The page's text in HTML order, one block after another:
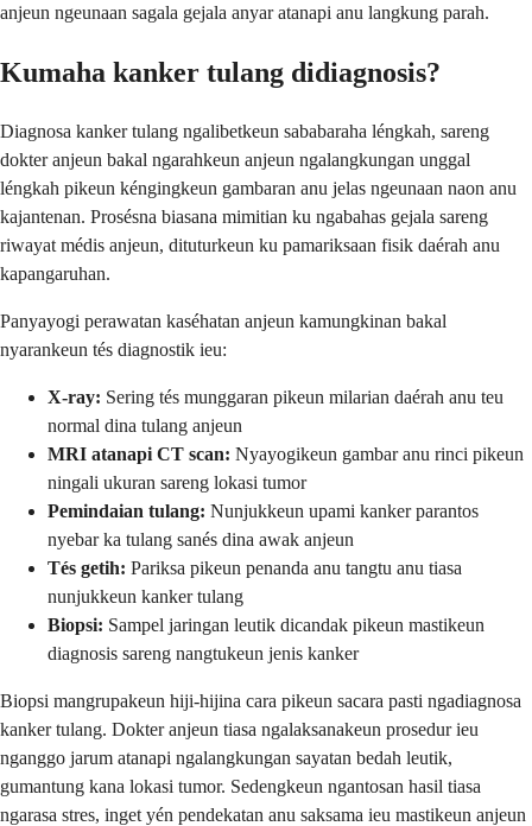
anjeun ngeunaan sagala gejala anyar atanapi anu langkung parah.
Kumaha kanker tulang didiagnosis?
Diagnosa kanker tulang ngalibetkeun sababaraha léngkah, sareng
dokter anjeun bakal ngarahkeun anjeun ngalangkungan unggal
léngkah pikeun kéngingkeun gambaran anu jelas ngeunaan naon anu
kajantenan. Prosésna biasana mimitian ku ngabahas gejala sareng
riwayat médis anjeun, dituturkeun ku pamariksaan fisik daérah anu
kapangaruhan.
Panyayogi perawatan kaséhatan anjeun kamungkinan bakal
nyarankeun tés diagnostik ieu:
X-ray: Sering tés munggaran pikeun milarian daérah anu teu
normal dina tulang anjeun
MRI atanapi CT scan: Nyayogikeun gambar anu rinci pikeun
ningali ukuran sareng lokasi tumor
Pemindaian tulang: Nunjukkeun upami kanker parantos
nyebar ka tulang sanés dina awak anjeun
Tés getih: Pariksa pikeun penanda anu tangtu anu tiasa
nunjukkeun kanker tulang
Biopsi: Sampel jaringan leutik dicandak pikeun mastikeun
diagnosis sareng nangtukeun jenis kanker
Biopsi mangrupakeun hiji-hijina cara pikeun sacara pasti ngadiagnosa
kanker tulang. Dokter anjeun tiasa ngalaksanakeun prosedur ieu
nganggo jarum atanapi ngalangkungan sayatan bedah leutik,
gumantung kana lokasi tumor. Sedengkeun ngantosan hasil tiasa
ngarasa stres, inget yén pendekatan anu saksama ieu mastikeun anjeun